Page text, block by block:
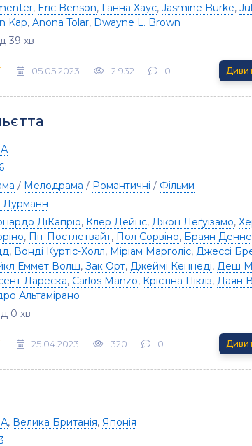
, Eric Benson, Ганна Хаус, Jasmine Burke,
Kap, Anona Tolar, Dwayne L. Brown
39 хв
05.05.2023 2 932 0
/ Мелодрама / Романтичні / Фільми
Лурманн
ДіКапріо, Клер Дейнс, Джон Леґуізамо,
, Піт Постлетвайт, Пол Сорвіно, Браян
, Вонді Куртіс-Холл, Міріам Марґоліс, Джессі
Еммет Волш, Зак Орт, Джеймі Кеннеді, Деш
Лареска, Carlos Manzo, Крістіна Піклз, Даян
Альтамірано
0 хв
25.04.2023 320 0
, Велика Британія, Японія